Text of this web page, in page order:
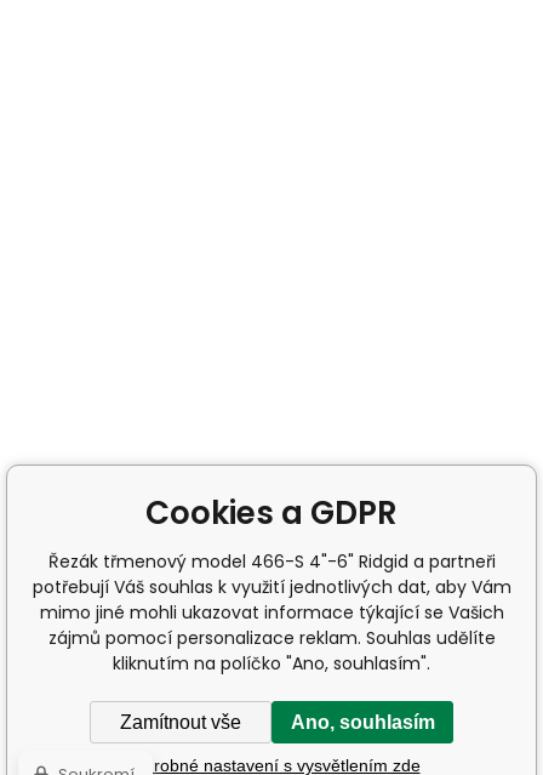
Cookies a GDPR
Řezák třmenový model 466-S 4"-6" Ridgid a partneři
potřebují Váš souhlas k využití jednotlivých dat, aby Vám
mimo jiné mohli ukazovat informace týkající se Vašich
zájmů pomocí personalizace reklam. Souhlas udělíte
kliknutím na políčko "Ano, souhlasím".
Zamítnout vše Ano, souhlasím
Podrobné nastavení s vysvětlením zde